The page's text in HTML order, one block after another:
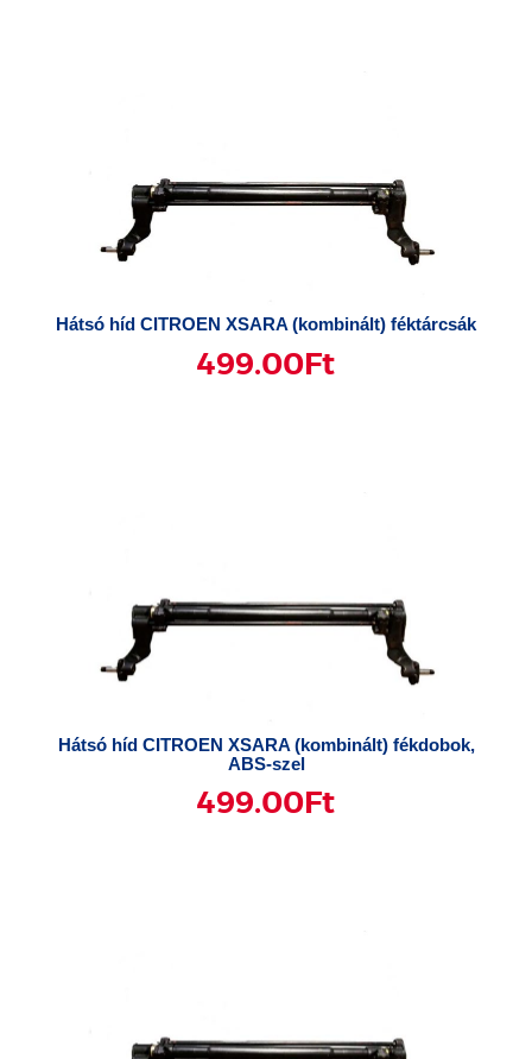
Hátsó híd CITROEN XSARA (kombinált) féktárcsák
499.00 Ft
Hátsó híd CITROEN XSARA (kombinált) fékdobok,
ABS-szel
499.00 Ft